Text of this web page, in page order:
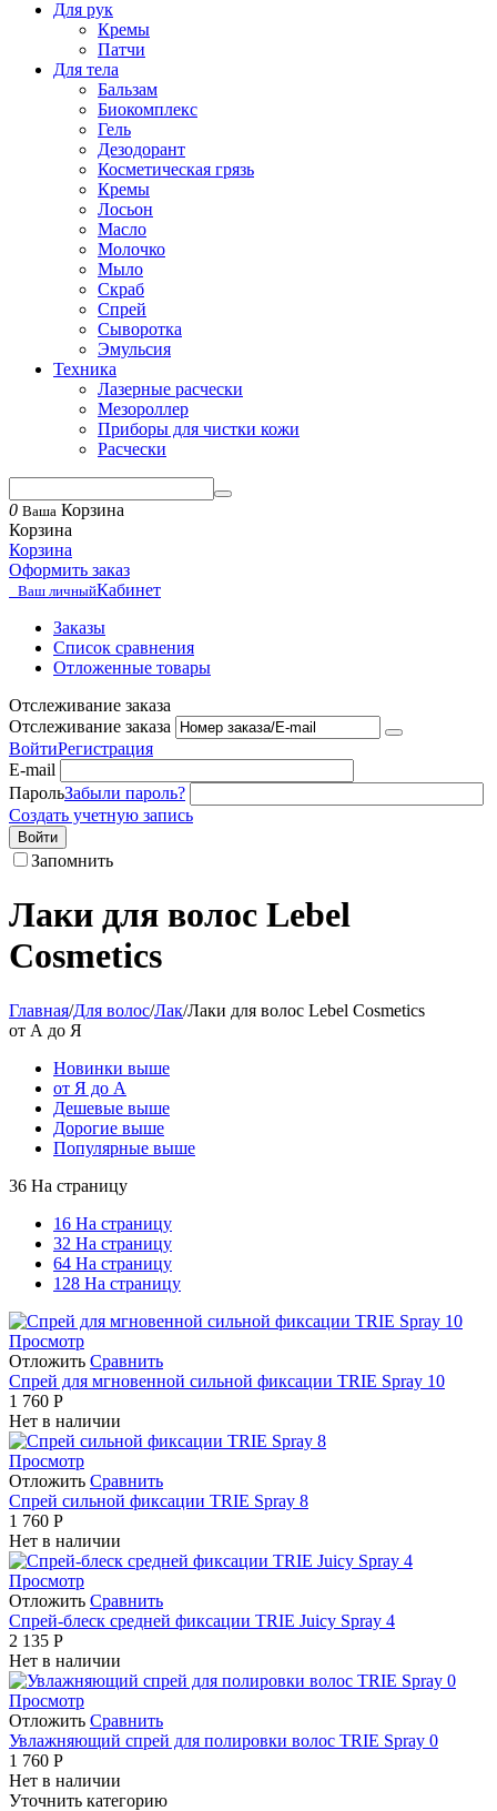
Для рук
Кремы
Патчи
Для тела
Бальзам
Биокомплекс
Гель
Дезодорант
Косметическая грязь
Кремы
Лосьон
Масло
Молочко
Мыло
Скраб
Спрей
Сыворотка
Эмульсия
Техника
Лазерные расчески
Мезороллер
Приборы для чистки кожи
Расчески
0 Ваша Корзина
Корзина
Корзина
Оформить заказ
Ваш личныйКабинет
Заказы
Список сравнения
Отложенные товары
Отслеживание заказа
Отслеживание заказа
ВойтиРегистрация
E-mail
ПарольЗабыли пароль?
Создать учетную запись
Войти
Запомнить
Лаки для волос Lebel
Cosmetics
Главная/Для волос/Лак/Лаки для волос Lebel Cosmetics
от А до Я
Новинки выше
от Я до А
Дешевые выше
Дорогие выше
Популярные выше
36 На страницу
16 На страницу
32 На страницу
64 На страницу
128 На страницу
Просмотр
Отложить Сравнить
Спрей для мгновенной сильной фиксации TRIE Spray 10
1 760 Р
Нет в наличии
Просмотр
Отложить Сравнить
Спрей сильной фиксации TRIE Spray 8
1 760 Р
Нет в наличии
Просмотр
Отложить Сравнить
Спрей-блеск средней фиксации TRIE Juicy Spray 4
2 135 Р
Нет в наличии
Просмотр
Отложить Сравнить
Увлажняющий спрей для полировки волос TRIE Spray 0
1 760 Р
Нет в наличии
Уточнить категорию